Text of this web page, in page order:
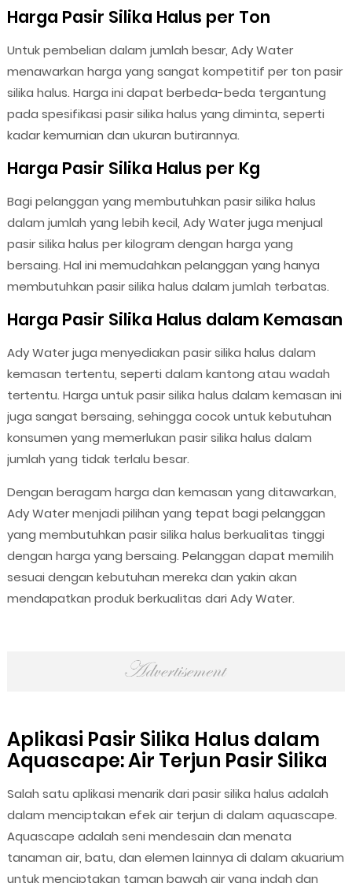
Harga Pasir Silika Halus per Ton
Untuk pembelian dalam jumlah besar, Ady Water
menawarkan harga yang sangat kompetitif per ton pasir
silika halus. Harga ini dapat berbeda-beda tergantung
pada spesifikasi pasir silika halus yang diminta, seperti
kadar kemurnian dan ukuran butirannya.
Harga Pasir Silika Halus per Kg
Bagi pelanggan yang membutuhkan pasir silika halus
dalam jumlah yang lebih kecil, Ady Water juga menjual
pasir silika halus per kilogram dengan harga yang
bersaing. Hal ini memudahkan pelanggan yang hanya
membutuhkan pasir silika halus dalam jumlah terbatas.
Harga Pasir Silika Halus dalam Kemasan
Ady Water juga menyediakan pasir silika halus dalam
kemasan tertentu, seperti dalam kantong atau wadah
tertentu. Harga untuk pasir silika halus dalam kemasan ini
juga sangat bersaing, sehingga cocok untuk kebutuhan
konsumen yang memerlukan pasir silika halus dalam
jumlah yang tidak terlalu besar.
Dengan beragam harga dan kemasan yang ditawarkan,
Ady Water menjadi pilihan yang tepat bagi pelanggan
yang membutuhkan pasir silika halus berkualitas tinggi
dengan harga yang bersaing. Pelanggan dapat memilih
sesuai dengan kebutuhan mereka dan yakin akan
mendapatkan produk berkualitas dari Ady Water.
Aplikasi Pasir Silika Halus dalam
Aquascape: Air Terjun Pasir Silika
Salah satu aplikasi menarik dari pasir silika halus adalah
dalam menciptakan efek air terjun di dalam aquascape.
Aquascape adalah seni mendesain dan menata
tanaman air, batu, dan elemen lainnya di dalam akuarium
untuk menciptakan taman bawah air yang indah dan